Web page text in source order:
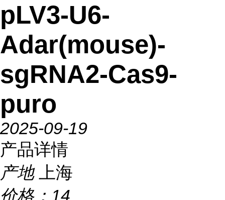
pLV3-U6-
Adar(mouse)-
sgRNA2-Cas9-
puro
2025-09-19
产品详情
产地
上海
价格： 14